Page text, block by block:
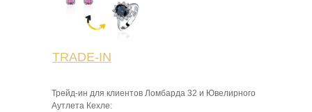
TRADE-IN
Трейд-ин для клиентов Ломбарда 32 и Ювелирного
Аутлета Кехле: